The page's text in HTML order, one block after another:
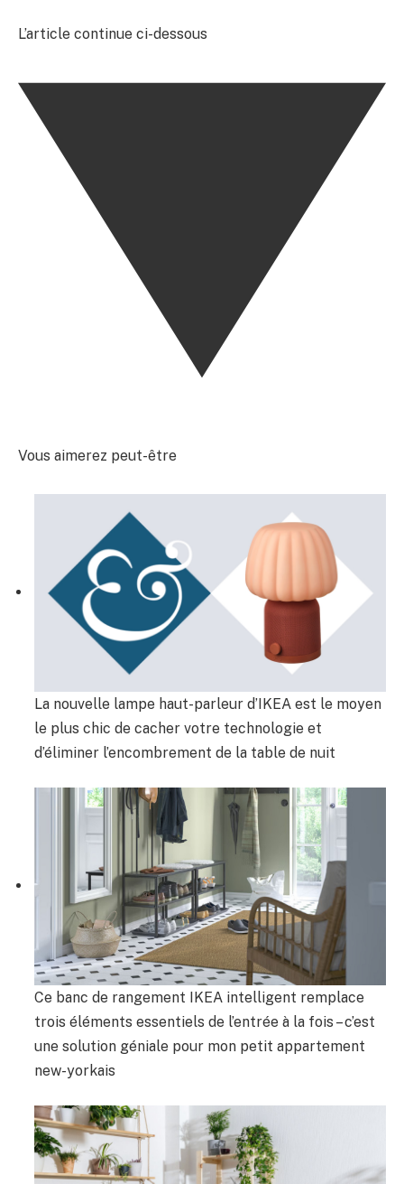
L’article continue ci-dessous
Vous aimerez peut-être
La nouvelle lampe haut-parleur d’IKEA est le moyen
le plus chic de cacher votre technologie et
d’éliminer l’encombrement de la table de nuit
Ce banc de rangement IKEA intelligent remplace
trois éléments essentiels de l’entrée à la fois – c’est
une solution géniale pour mon petit appartement
new-yorkais